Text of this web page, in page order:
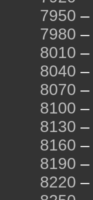
7950 –
7980 –
8010 –
8040 –
8070 –
8100 –
8130 –
8160 –
8190 –
8220 –